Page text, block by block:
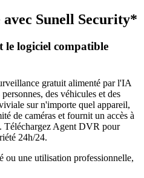
Sunell Security*
le logiciel compatible
gratuit alimenté par l'IA
des véhicules et des
sur n'importe quel appareil,
de caméras et fournit un accès à
Téléchargez Agent DVR pour
24h/24.
ou une utilisation professionnelle,